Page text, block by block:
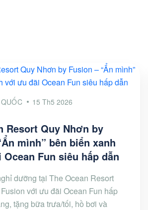
15 Th5 2026
Resort Quy Nhơn by
mình” bên biển xanh
Fun siêu hấp dẫn
dưỡng tại The Ocean Resort
với ưu đãi Ocean Fun hấp
tặng bữa trưa/tối, hồ bơi và